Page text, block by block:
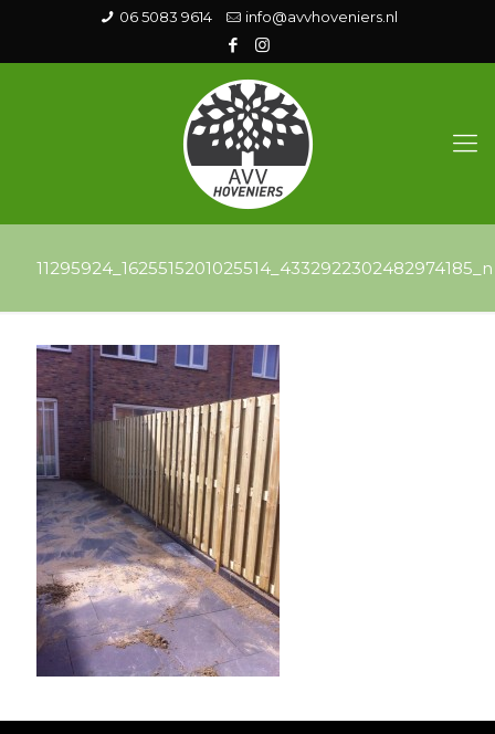
06 5083 9614 info@avvhoveniers.nl
11295924_1625515201025514_4332922302482974185_n